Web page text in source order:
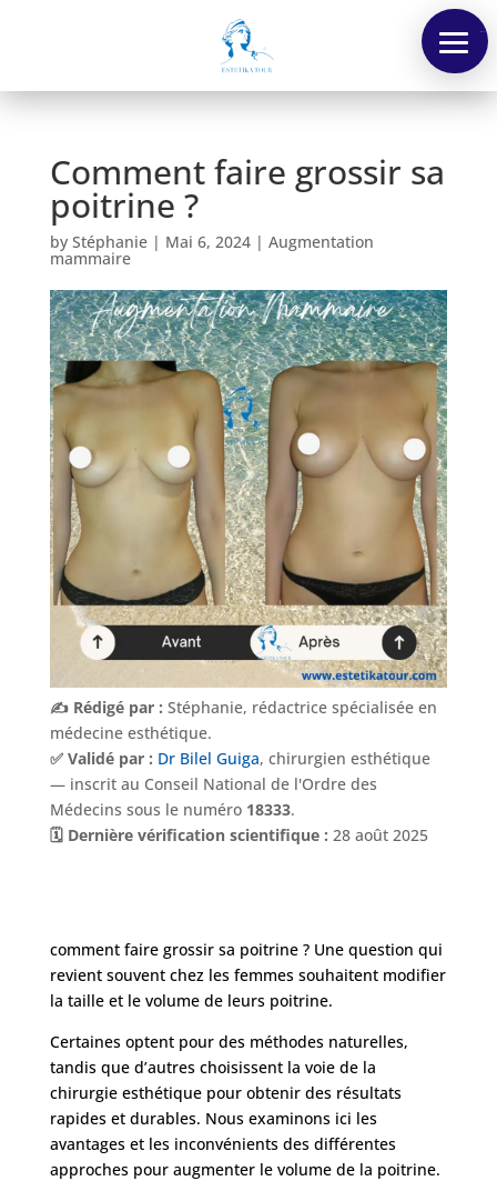
Nos
Obésité
Nos
chirurgiens
Comment faire grossir sa
poitrine ?
by Stéphanie| Mai 6, 2024| Augmentation
mammaire
✍️ Rédigé par : Stéphanie, rédactrice spécialisée en
médecine esthétique.
✅ Validé par : Dr Bilel Guiga, chirurgien esthétique
— inscrit au Conseil National de l'Ordre des
Médecins sous le numéro 18333.
🗓️ Dernière vérification scientifique : 28 août 2025
comment faire grossir sa poitrine ? Une question qui
revient souvent chez les femmes souhaitent modifier
la taille et le volume de leurs poitrine.
Certaines optent pour des méthodes naturelles,
tandis que d’autres choisissent la voie de la
chirurgie esthétique pour obtenir des résultats
rapides et durables. Nous examinons ici les
avantages et les inconvénients des différentes
approches pour augmenter le volume de la poitrine.